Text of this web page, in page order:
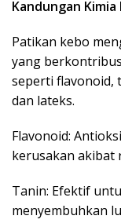
Kandungan
Patikan kebo
yang
seperti flavonoid,
dan lateks.
Flavonoid:
kerusakan akibat
Tanin: Efektif
menyembuhkan